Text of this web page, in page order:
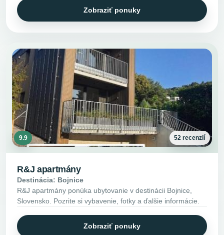
Zobraziť ponuky
9.9 52 recenzií
R&J apartmány
Destinácia: Bojnice
R&J apartmány ponúka ubytovanie v destinácii Bojnice,
Slovensko. Pozrite si vybavenie, fotky a ďalšie informácie.
Zobraziť ponuky